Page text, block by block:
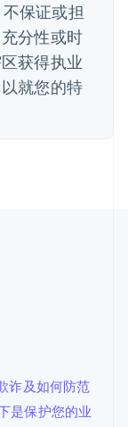
保证或担
分性或时
获得执业
就您的特
诈及如何防范
是保护您的业